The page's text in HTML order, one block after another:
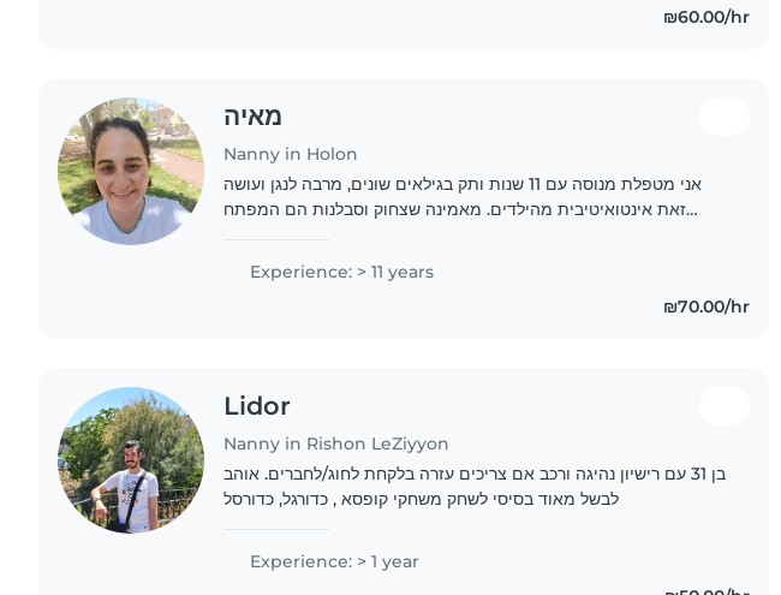
₪60.00/hr
מאיה
Nanny in Holon
אני מטפלת מנוסה עם 11 שנות ותק בגילאים שונים, מרבה לנגן ועושה
זאת אינטואיטיבית מהילדים. מאמינה שצחוק וסבלנות הם המפתח
Experience: > 11 years
₪70.00/hr
Lidor
Nanny in Rishon LeZiyyon
בן 31 עם רישיון נהיגה ורכב אם צריכים עזרה בלקחת לחוג/לחברים. אוהב
לבשל מאוד בסיסי לשחק משחקי קופסא , כדורגל, כדורסל
Experience: > 1 year